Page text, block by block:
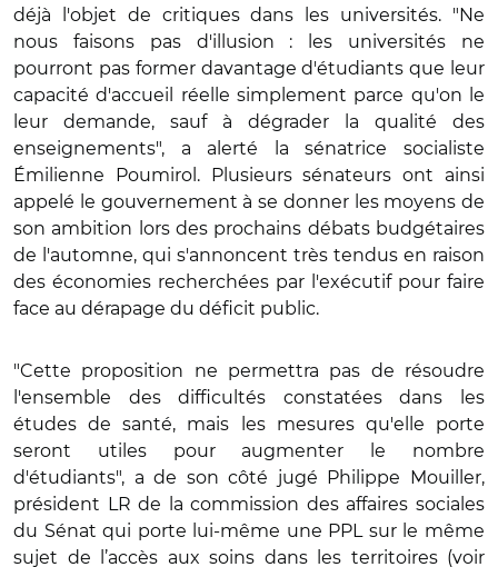
déjà l'objet de critiques dans les universités. "Ne
nous faisons pas d'illusion : les universités ne
pourront pas former davantage d'étudiants que leur
capacité d'accueil réelle simplement parce qu'on le
leur demande, sauf à dégrader la qualité des
enseignements", a alerté la sénatrice socialiste
Émilienne Poumirol. Plusieurs sénateurs ont ainsi
appelé le gouvernement à se donner les moyens de
son ambition lors des prochains débats budgétaires
de l'automne, qui s'annoncent très tendus en raison
des économies recherchées par l'exécutif pour faire
face au dérapage du déficit public.
"Cette proposition ne permettra pas de résoudre
l'ensemble des difficultés constatées dans les
études de santé, mais les mesures qu'elle porte
seront utiles pour augmenter le nombre
d'étudiants", a de son côté jugé Philippe Mouiller,
président LR de la commission des affaires sociales
du Sénat qui porte lui-même une PPL sur le même
sujet de l’accès aux soins dans les territoires (voir